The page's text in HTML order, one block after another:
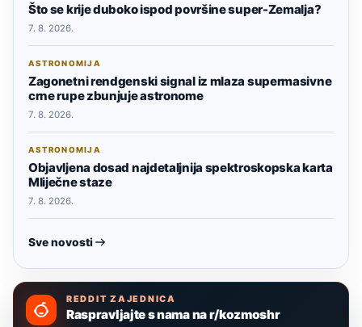
Što se krije duboko ispod površine super-Zemalja?
7. 8. 2026.
ASTRONOMIJA
Zagonetni rendgenski signal iz mlaza supermasivne
crne rupe zbunjuje astronome
7. 8. 2026.
ASTRONOMIJA
Objavljena dosad najdetaljnija spektroskopska karta
Mliječne staze
7. 8. 2026.
Sve novosti
REDDIT ZAJEDNICA
Raspravljajte s nama na r/kozmoshr